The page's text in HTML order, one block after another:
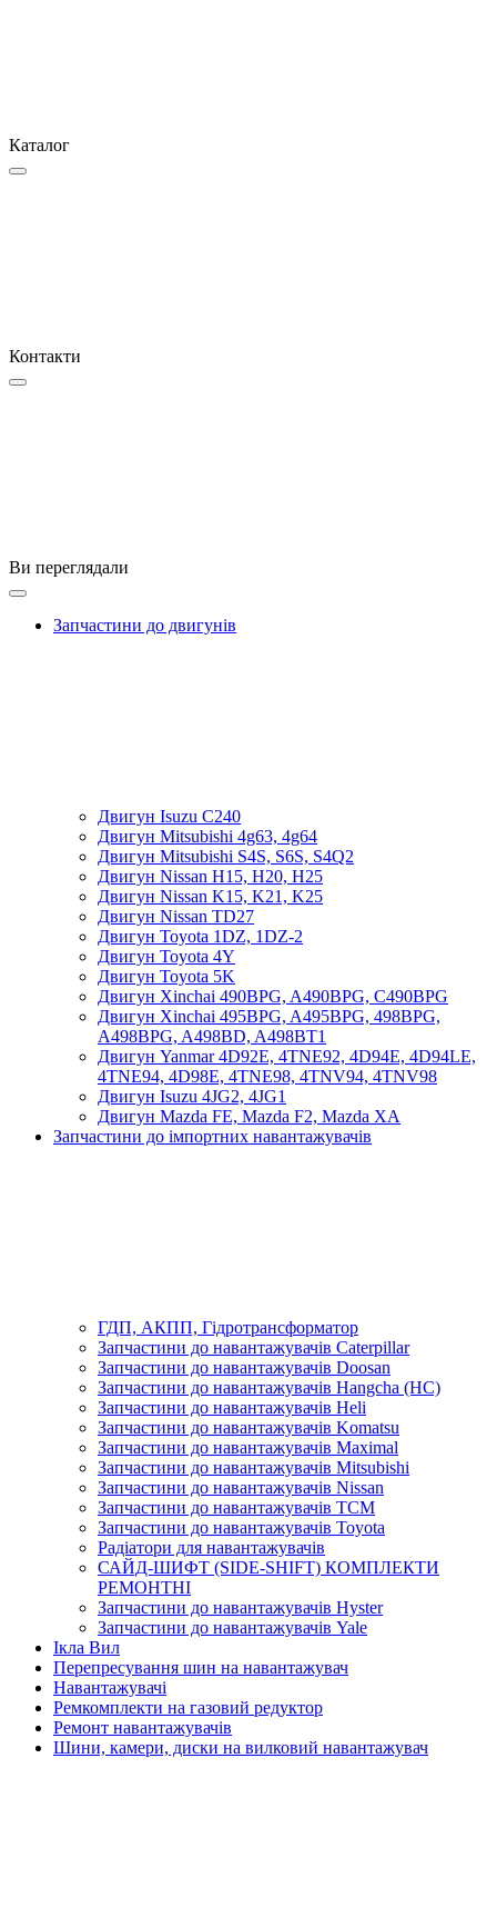
Каталог
Контакти
Ви переглядали
Запчастини до двигунів
Двигун Isuzu C240
Двигун Mitsubishi 4g63, 4g64
Двигун Mitsubishi S4S, S6S, S4Q2
Двигун Nissan H15, H20, H25
Двигун Nissan K15, K21, K25
Двигун Nissan TD27
Двигун Toyota 1DZ, 1DZ-2
Двигун Toyota 4Y
Двигун Toyota 5K
Двигун Xinchai 490BPG, A490BPG, C490BPG
Двигун Xinchai 495BPG, A495BPG, 498BPG,
A498BPG, A498BD, A498BT1
Двигун Yanmar 4D92E, 4TNE92, 4D94E, 4D94LE,
4TNE94, 4D98E, 4TNE98, 4TNV94, 4TNV98
Двигун Isuzu 4JG2, 4JG1
Двигун Mazda FE, Mazda F2, Mazda XA
Запчастини до імпортних навантажувачів
ГДП, АКПП, Гідротрансформатор
Запчастини до навантажувачів Caterpillar
Запчастини до навантажувачів Doosan
Запчастини до навантажувачів Hangcha (HC)
Запчастини до навантажувачів Heli
Запчастини до навантажувачів Komatsu
Запчастини до навантажувачів Maximal
Запчастини до навантажувачів Mitsubishi
Запчастини до навантажувачів Nissan
Запчастини до навантажувачів TCM
Запчастини до навантажувачів Toyota
Радіатори для навантажувачів
САЙД-ШИФТ (SIDE-SHIFT) КОМПЛЕКТИ
РЕМОНТНІ
Запчастини до навантажувачів Hyster
Запчастини до навантажувачів Yale
Ікла Вил
Перепресування шин на навантажувач
Навантажувачі
Ремкомплекти на газовий редуктор
Ремонт навантажувачів
Шини, камери, диски на вилковий навантажувач